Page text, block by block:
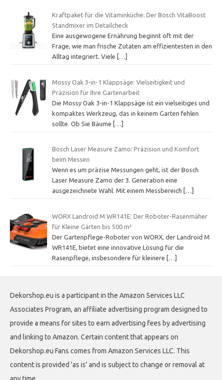
Kraftpaket für die Vitaminküche: Der Bosch VitaBoost
Standmixer im Detailcheck
Eine ausgewogene Ernährung beginnt oft mit der
Frage, wie man frische Zutaten am effizientesten in den
Alltag integriert. Viele
[…]
Mossy Oak 3-in-1 Klappsäge: Vielseitigkeit und
Präzision für Ihre Gartenarbeit
Die Mossy Oak 3-in-1 Klappsäge ist ein vielseitiges und
kompaktes Werkzeug, das in keinem Garten fehlen
sollte. Ob Sie Bäume
[…]
Bosch Laser Measure Zamo: Präzision und Komfort
beim Messen
Wenn es um präzise Messungen geht, ist der Bosch
Laser Measure Zamo der 3. Generation eine
ausgezeichnete Wahl. Mit einem Messbereich
[…]
WORX Landroid M WR141E: Der Roboter-Rasenmäher
für Kleine Gärten bis 500 m²
Der Gartenpflege-Roboter von WORX, der Landroid M
WR141E, bietet eine innovative Lösung für die
Rasenpflege, insbesondere für kleinere
[…]
Dekorshop.eu is a participant in the Amazon Services LLC
Associates Program, an affiliate advertising program designed to
provide a means for sites to earn advertising fees by advertising
and linking to Amazon. Certain content that appears on
Dekorshop.eu Fans comes from Amazon Services LLC. This
content is provided 'as is' and is subject to change or removal at